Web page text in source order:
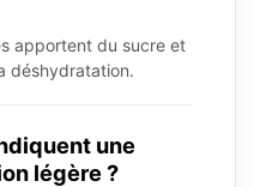
apportent du sucre et
déshydratation.
une
légère ?